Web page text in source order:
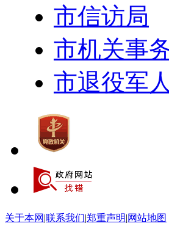
市信访局
市机关事
市退役军
关于本网 |联系我们|郑重声明|网站地图